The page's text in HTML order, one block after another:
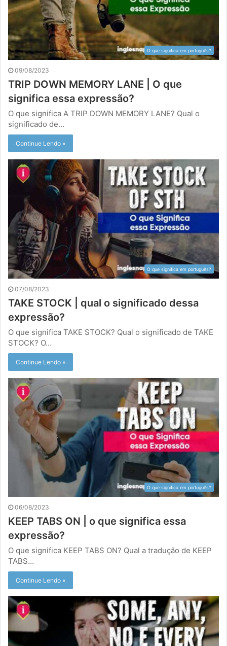
O que significa em português?
09/08/2023
TRIP DOWN MEMORY LANE | O que
significa essa expressão?
O que significa A TRIP DOWN MEMORY LANE? Qual o
significado de…
Continue Lendo »
O que significa em português?
07/08/2023
TAKE STOCK | qual o significado dessa
expressão?
O que significa TAKE STOCK? Qual o significado de TAKE
STOCK? O…
Continue Lendo »
O que significa em português?
06/08/2023
KEEP TABS ON | o que significa essa
expressão?
O que significa KEEP TABS ON? Qual a tradução de KEEP
TABS…
Continue Lendo »